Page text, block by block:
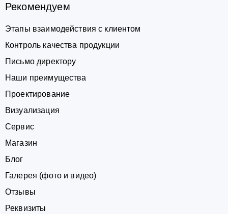
Рекомендуем
Этапы взаимодействия с клиентом
Контроль качества продукции
Письмо директору
Наши преимущества
Проектирование
Визуализация
Сервис
Магазин
Блог
Галерея (фото и видео)
Отзывы
Реквизиты